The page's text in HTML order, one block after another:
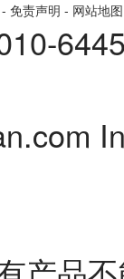
- 免责声明 - 网站地图